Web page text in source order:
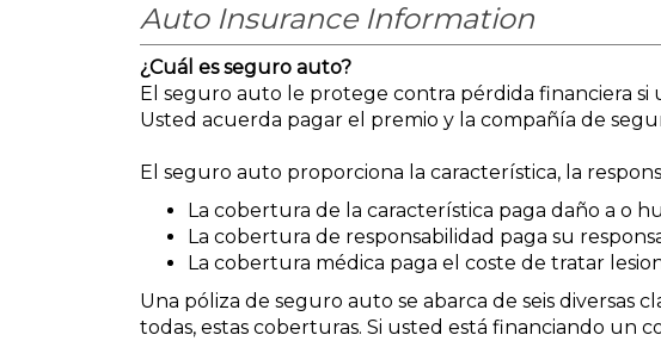
Auto Insurance Information
¿Cuál es seguro auto?
El seguro auto le protege contra pérdida financiera
Usted acuerda pagar el premio y la compañía de
El seguro auto proporciona la característica, la
La cobertura de la característica paga daño a o
La cobertura de responsabilidad paga su
La cobertura médica paga el coste de tratar
Una póliza de seguro auto se abarca de seis diversas
todas, estas coberturas. Si usted está financiando un